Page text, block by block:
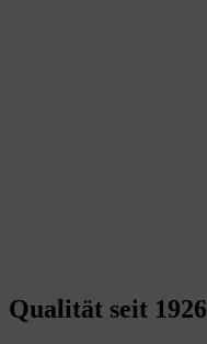
Qualität seit 1926